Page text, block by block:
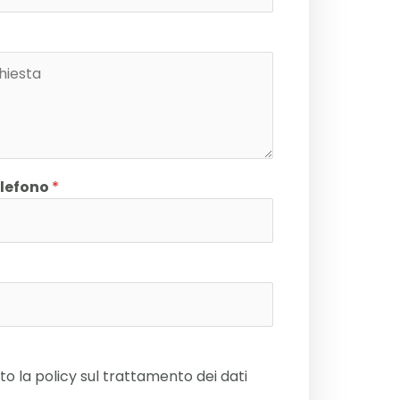
*
la policy sul trattamento dei dati